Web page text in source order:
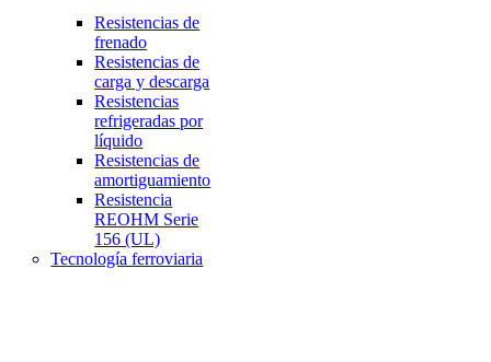
Resistencias de
frenado
Resistencias de
carga y descarga
Resistencias
refrigeradas por
líquido
Resistencias de
amortiguamiento
Resistencia
REOHM Serie
156 (UL)
Tecnología ferroviaria